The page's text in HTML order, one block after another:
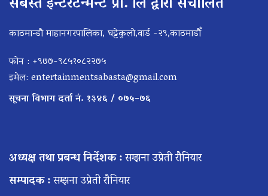
काठमान्डौ माहानगरपालिका, घट्टेकुलो,वार्ड -२९,काठमाडौँ
फोन : +९७७-९८५१०८२२७५
इमेल: entertainmentsabasta@gmail.com
सूचना विभाग दर्ता नं. १३४६ / ०७५–७६
अध्यक्ष तथा प्रबन्ध निर्देशक :सम्झना उप्रेती रौनियार
सम्पादक :सम्झना उप्रेती रौनियार